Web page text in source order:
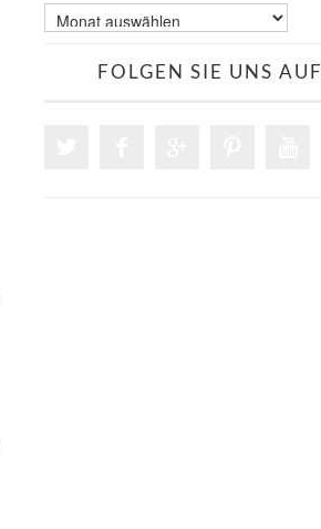
Archiv
älterer
FOLGEN SIE UNS AUF